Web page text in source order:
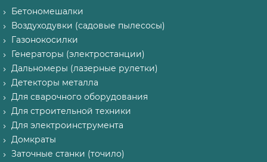
Бетономешалки
Воздуходувки (садовые пылесосы)
Газонокосилки
Генераторы (электростанции)
Дальномеры (лазерные рулетки)
Детекторы металла
Для сварочного оборудования
Для строительной техники
Для электроинструмента
Домкраты
Заточные станки (точило)